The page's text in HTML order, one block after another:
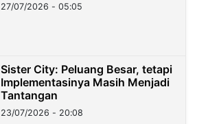
27/07/2026 - 05:05
Sister City: Peluang Besar, tetapi
Implementasinya Masih Menjadi
Tantangan
23/07/2026 - 20:08